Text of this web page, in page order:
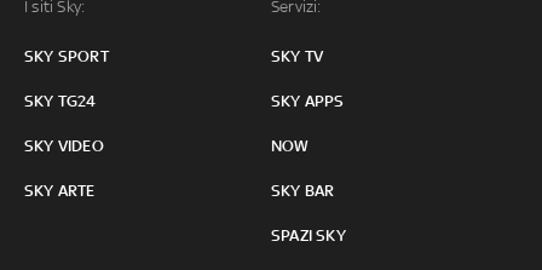
I siti Sky:
SKY SPORT
SKY TG24
SKY VIDEO
SKY ARTE
Servizi:
SKY TV
SKY APPS
NOW
SKY BAR
SPAZI SKY